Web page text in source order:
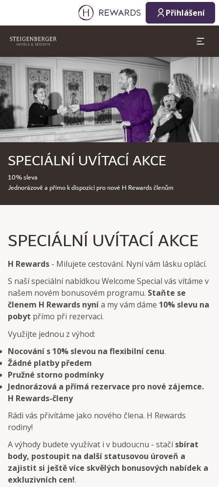
Přihlášení
Sklíčko 1 z 1
SPECIÁLNÍ UVÍTACÍ AKCE
10% sleva
Jednorázově a přímo k dispozici pro nové H Rewards členům
SPECIÁLNÍ UVÍTACÍ AKCE
H Rewards - Milujete cestování. Nyní vám lásku oplácí.
S naší speciální nabídkou Welcome Special vás vítáme v
našem novém bonusovém programu. Staňte se
členem H Rewards nynía my vám dáme 10% slevu na
pobyt přímo při rezervaci.
Využijte jednou z výhod:
Nocování s 10% slevou na flexibilní cenu.
Žádné platby předem
Pružné storno podmínky
Jednorázová a přímá rezervace pro nové zájemce.
H Rewards-členy
Rádi vás přivítáme jako nového člena. H Rewards
rodiny!
A výhody budete využívat i v budoucnu - stačísbírat
body, postoupit na další statusovou úroveň a
zajistit si ještě více skvělých bonusových nabídek a
exkluzivních cen!.